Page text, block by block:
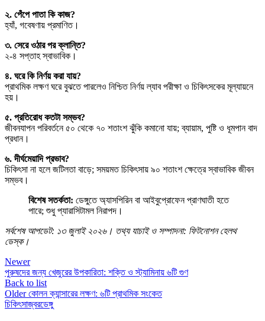
২. পেঁপে পাতা কি কাজ?
হ্যাঁ, গবেষণায় প্রমাণিত।
৩. সেরে ওঠার পর ক্লান্তি?
২-৪ সপ্তাহ স্বাভাবিক।
৪. ঘরে কি নির্ণয় করা যায়?
প্রাথমিক লক্ষণ ঘরে বুঝতে পারলেও নিশ্চিত নির্ণয় ল্যাব পরীক্ষা ও চিকিৎসকের মূল্যায়নে
হয়।
৫. প্রতিরোধ কতটা সম্ভব?
জীবনযাপন পরিবর্তনে ৫০ থেকে ৭০ শতাংশ ঝুঁকি কমানো যায়; ব্যায়াম, পুষ্টি ও ধূমপান বাদ
প্রধান।
৬. দীর্ঘমেয়াদি প্রভাব?
চিকিৎসা না হলে জটিলতা বাড়ে; সময়মত চিকিৎসায় ৯০ শতাংশ ক্ষেত্রে স্বাভাবিক জীবন
সম্ভব।
বিশেষ সতর্কতা: ডেঙ্গুতে অ্যাসপিরিন বা আইবুপ্রোফেন প্রাণঘাতী হতে
পারে; শুধু প্যারাসিটামল নিরাপদ।
সর্বশেষ আপডেট: ১৩ জুলাই ২০২৬। তথ্য যাচাই ও সম্পাদনা: ফিটনোশন হেলথ
ডেস্ক।
Newer
পুরুষদের জন্য খেজুরের উপকারিতা: শক্তি ও স্ট্যামিনায় ৬টি গুণ
Back to list
Older কোলন ক্যান্সারের লক্ষণ: ৬টি প্রাথমিক সংকেত
চিকিৎসাজ্বরডেঙ্গু